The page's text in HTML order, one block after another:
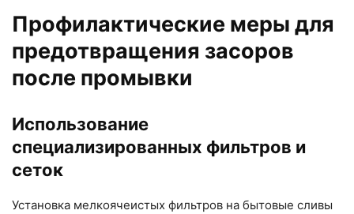
Профилактические меры для
предотвращения засоров
после промывки
Использование
специализированных фильтров и
сеток
Установка мелкоячеистых фильтров на бытовые сливы